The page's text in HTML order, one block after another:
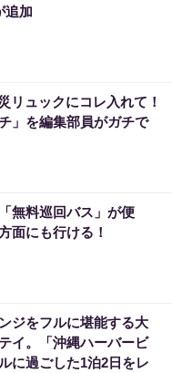
追加
リュックにコレ入れて！
」を編集部員がガチで
無料巡回バス」が便
面にも行ける！
ジをフルに堪能する大
イ。「沖縄ハーバービ
に過ごした1泊2日をレ